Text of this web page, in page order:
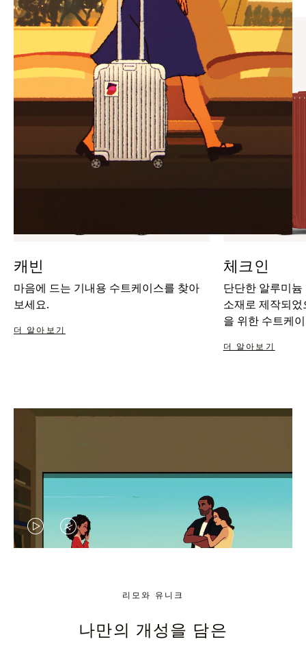
PAUSE
IT
UNMUTE
IT
캐빈
마음에 드는 기내용 수트케이스를 찾아
보세요.
더 알아보기
체크인
단단한 알루미
소재로 제작되
을 위한 수트케
더 알아보기
VIDEO
PRESS
VIDEO
MUTED,
PRESS
리모와 유니크
나만의 개성을 담은